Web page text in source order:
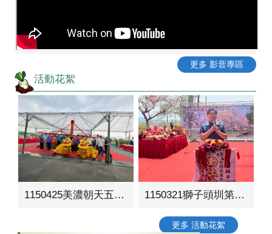
更多 影音專區
活動花絮
1150425美濃朝天五穀宮周邊環境營造工程動土典禮 1150321獅子頭圳第二幹線環境綠美化工程動土典禮
更多 活動花絮